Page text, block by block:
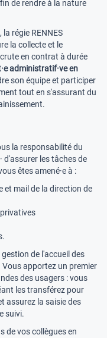
de rendre à la nature
régie RENNES
la collecte et le
en contrat à durée
administratif·ve en
son équipe et participer
tout en s'assurant du
la responsabilité du
d'assurer les tâches de
êtes amené·e à :
et mail de la direction de
de l'accueil des
apportez un premier
des usagers : vous
les transférez pour
assurez la saisie des
suivi.
de vos collègues en